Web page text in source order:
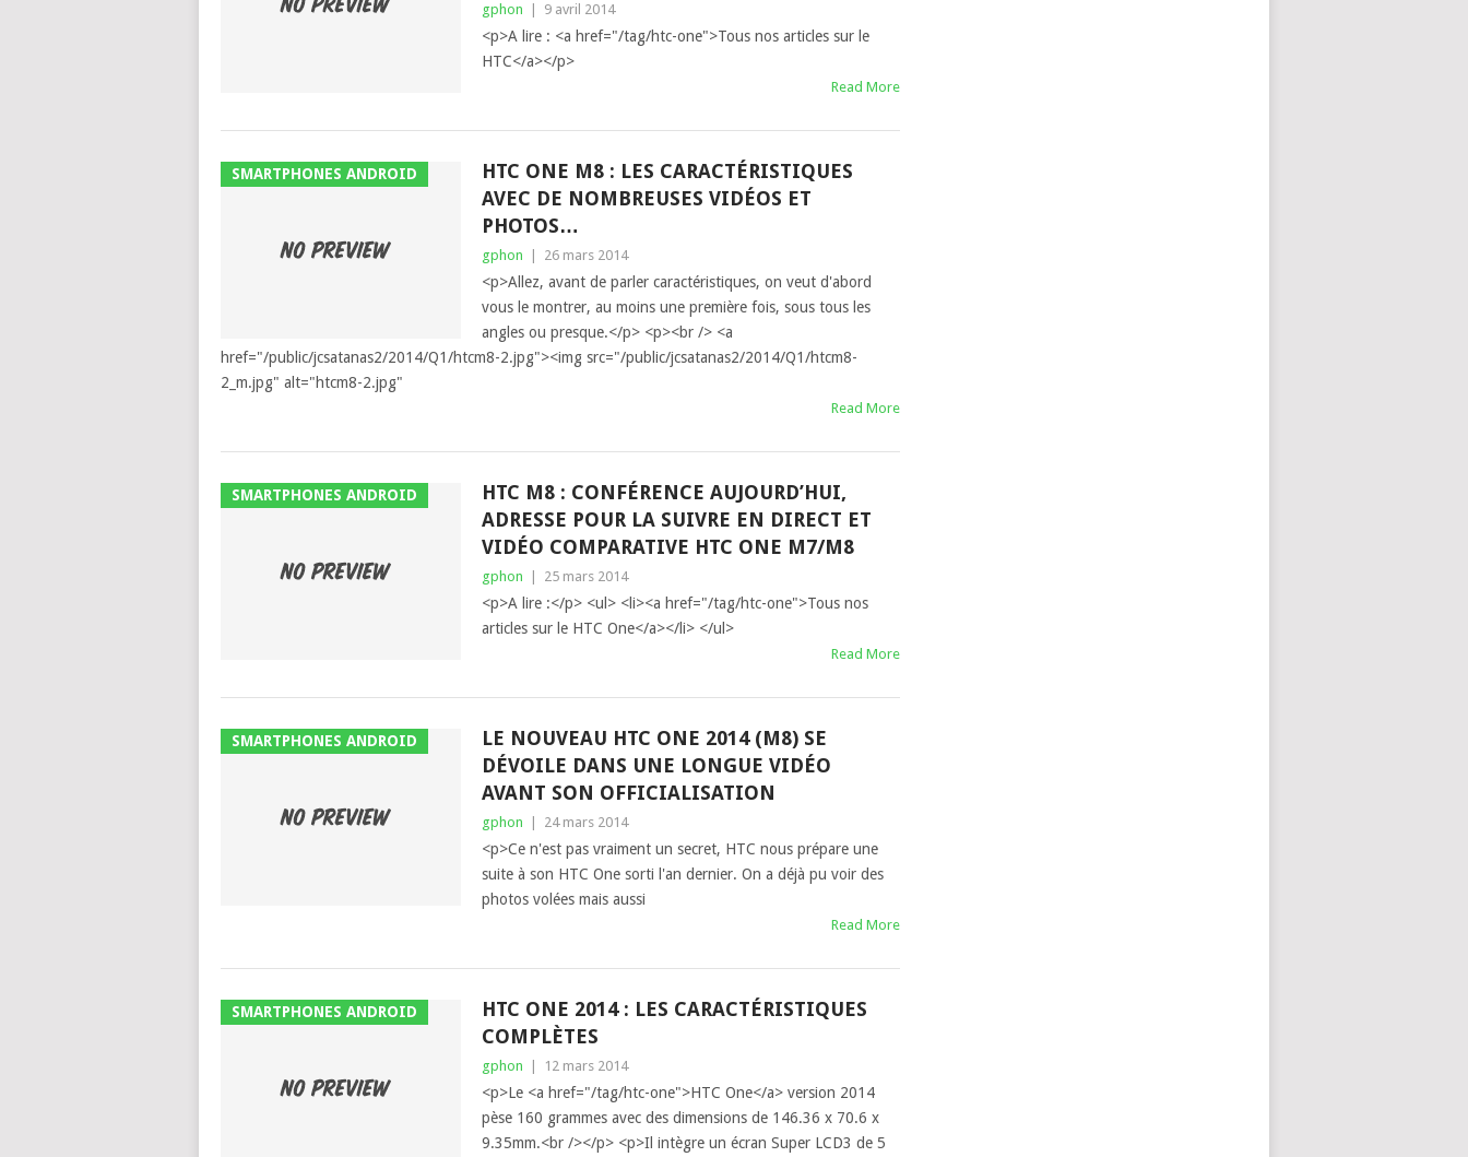
gphon 9 avril 2014
<p>A lire : <a href="/tag/htc-one">Tous nos articles sur le
HTC</a></p>
Read More
SMARTPHONES ANDROID
HTC ONE M8 : LES CARACTÉRISTIQUES
AVEC DE NOMBREUSES VIDÉOS ET
PHOTOS…
gphon 26 mars 2014
<p>Allez, avant de parler caractéristiques, on veut d'abord
vous le montrer, au moins une première fois, sous tous les
angles ou presque.</p> <p><br /> <a
href="/public/jcsatanas2/2014/Q1/htcm8-2.jpg"><img src="/public/jcsatanas2/2014/Q1/htcm8-
2_m.jpg" alt="htcm8-2.jpg"
Read More
SMARTPHONES ANDROID
HTC M8 : CONFÉRENCE AUJOURD’HUI,
ADRESSE POUR LA SUIVRE EN DIRECT ET
VIDÉO COMPARATIVE HTC ONE M7/M8
gphon 25 mars 2014
<p>A lire :</p> <ul> <li><a href="/tag/htc-one">Tous nos
articles sur le HTC One</a></li> </ul>
Read More
SMARTPHONES ANDROID
LE NOUVEAU HTC ONE 2014 (M8) SE
DÉVOILE DANS UNE LONGUE VIDÉO
AVANT SON OFFICIALISATION
gphon 24 mars 2014
<p>Ce n'est pas vraiment un secret, HTC nous prépare une
suite à son HTC One sorti l'an dernier. On a déjà pu voir des
photos volées mais aussi
Read More
SMARTPHONES ANDROID
HTC ONE 2014 : LES CARACTÉRISTIQUES
COMPLÈTES
gphon 12 mars 2014
<p>Le <a href="/tag/htc-one">HTC One</a> version 2014
pèse 160 grammes avec des dimensions de 146.36 x 70.6 x
9.35mm.<br /></p> <p>Il intègre un écran Super LCD3 de 5